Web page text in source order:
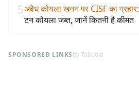
5अवैध कोयला खनन पर CISF का प्रहार:
टन कोयला जब्त, जानें कितनी है कीमत
SPONSORED LINKSby Taboola